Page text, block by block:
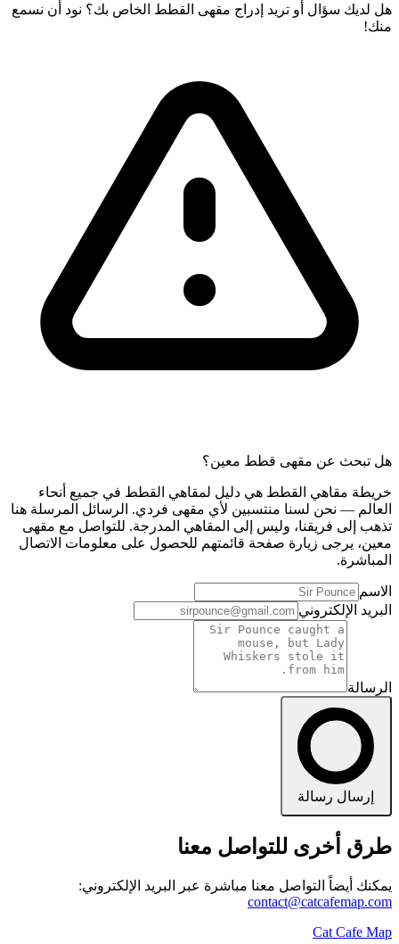
هل لديك سؤال أو تريد إدراج مقهى القطط الخاص بك؟ نود أن نسمع
منك!
هل تبحث عن مقهى قطط معين؟
خريطة مقاهي القطط هي دليل لمقاهي القطط في جميع أنحاء
العالم — نحن لسنا منتسبين لأي مقهى فردي. الرسائل المرسلة هنا
تذهب إلى فريقنا، وليس إلى المقاهي المدرجة. للتواصل مع مقهى
معين، يرجى زيارة صفحة قائمتهم للحصول على معلومات الاتصال
المباشرة.
الاسم
البريد الإلكتروني
الرسالة
إرسال رسالة
طرق أخرى للتواصل معنا
يمكنك أيضاً التواصل معنا مباشرة عبر البريد الإلكتروني:
contact@catcafemap.com
Cat Cafe Map